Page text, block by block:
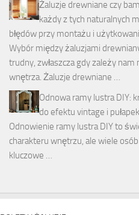
Żaluzje drewniane czy
każdy z tych naturalnych
błędów przy montażu i
Wybór między żaluzjami
trudny, zwłaszcza gdy zależy
wnętrza. Żaluzje drewniane …
Odnowa ramy lustra DIY:
do efektu vintage i
Odnowienie ramy lustra DIY to
charakteru wnętrzu, ale wiele
kluczowe …